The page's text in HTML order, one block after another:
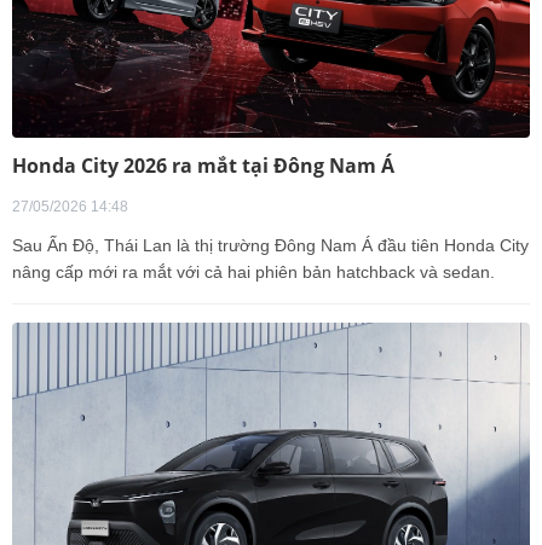
Honda City 2026 ra mắt tại Đông Nam Á
27/05/2026 14:48
Sau Ấn Độ, Thái Lan là thị trường Đông Nam Á đầu tiên Honda City
nâng cấp mới ra mắt với cả hai phiên bản hatchback và sedan.